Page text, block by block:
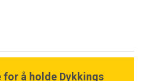
å holde Dykkings